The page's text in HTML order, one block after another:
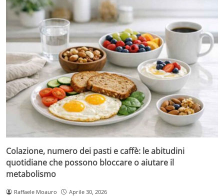
Colazione, numero dei pasti e caffè: le abitudini
quotidiane che possono bloccare o aiutare il
metabolismo
Raffaele Moauro Aprile 30, 2026